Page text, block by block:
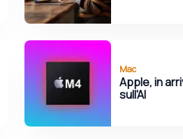
Mac
Apple, in
sull'AI